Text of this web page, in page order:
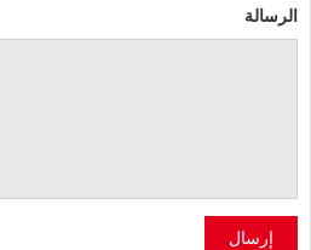
الرسالة
إرسال